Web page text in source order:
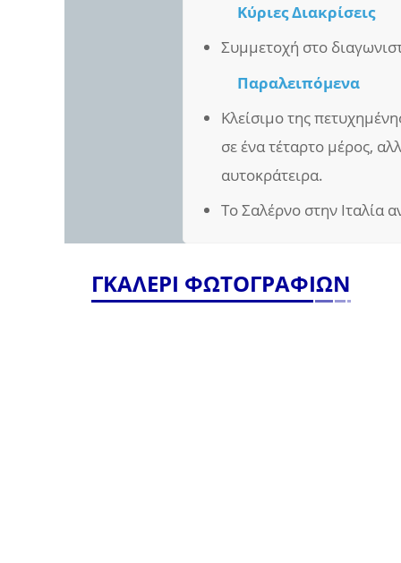
Κύριες Διακρίσεις
Συμμετοχή στο
Παραλειπόμενα
Κλείσιμο της
σε ένα τέταρτο μέρος,
αυτοκράτειρα.
Το Σαλέρνο στην Ιταλία
ΓΚΑΛΕΡΙ ΦΩΤΟΓΡΑΦΙΩΝ